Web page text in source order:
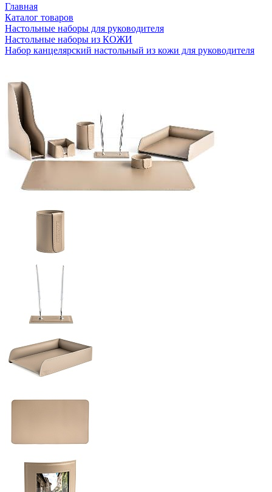
Главная
Каталог товаров
Настольные наборы для руководителя
Настольные наборы из КОЖИ
Набор канцелярский настольный из кожи для руководителя